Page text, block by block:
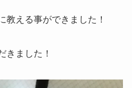
教える事ができました！
きました！